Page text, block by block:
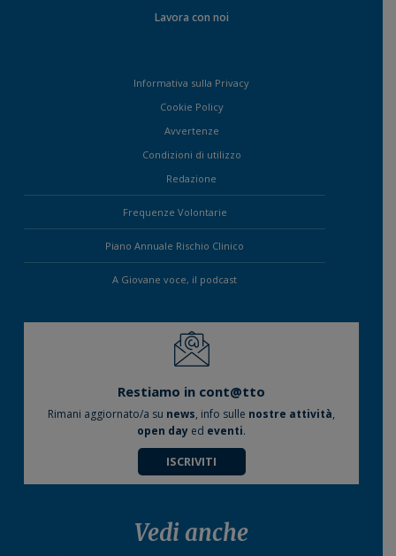
Lavora con noi
Informativa sulla Privacy
Cookie Policy
Avvertenze
Condizioni di utilizzo
Redazione
Frequenze Volontarie
Piano Annuale Rischio Clinico
A Giovane voce, il podcast
Restiamo in cont@tto
Rimani aggiornato/a su news, info sulle nostre attività,
open day ed eventi.
ISCRIVITI
Vedi anche